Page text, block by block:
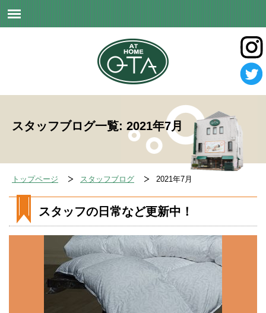
スタッフブログ一覧: 2021年7月
トップページ スタッフブログ 2021年7月
スタッフの日常など更新中！